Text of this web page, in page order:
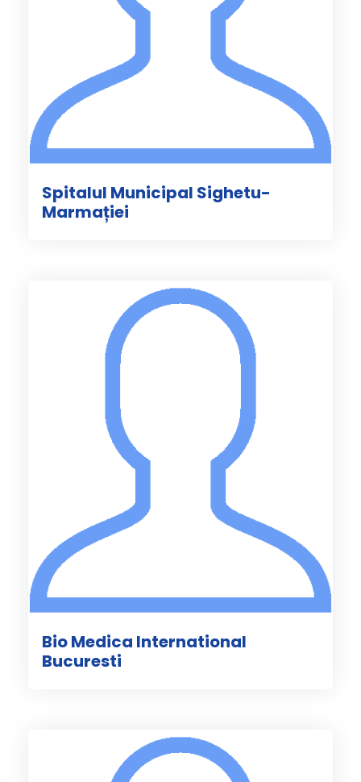
Spitalul Municipal Sighetu-
Marmației
Bio Medica International
Bucuresti